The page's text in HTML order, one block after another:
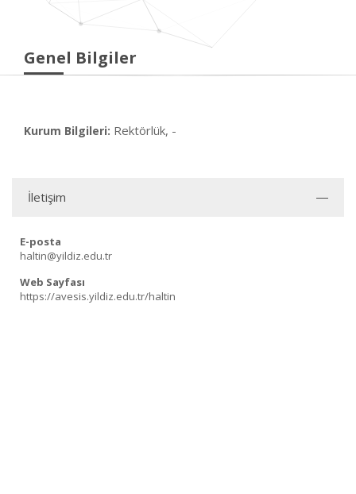
Genel Bilgiler
Kurum Bilgileri: Rektörlük, -
İletişim
E-posta
haltin@yildiz.edu.tr
Web Sayfası
https://avesis.yildiz.edu.tr/haltin